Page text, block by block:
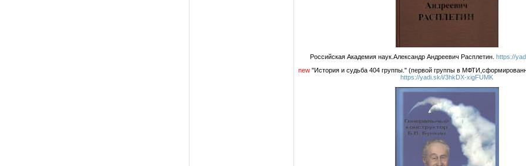
Российская Академия наук.Александр Андреевич Расплетин. https://
new"История и судьба 404 группы." (первой группы в
https://yadi.sk/i/3hkDX-xigFUMK